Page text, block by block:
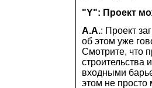
"Y": Проект
А.А.: Проект
об этом уже
Смотрите, что
строительства
входными
этом не